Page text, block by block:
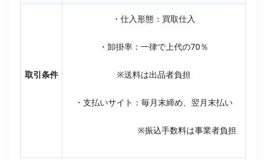
取引条件
・仕入形態：買取仕入
・卸掛率：一律で上代の70％
※送料は出品者負担
・支払いサイト：毎月末締め、翌月末払い
※振込手数料は事業者負担